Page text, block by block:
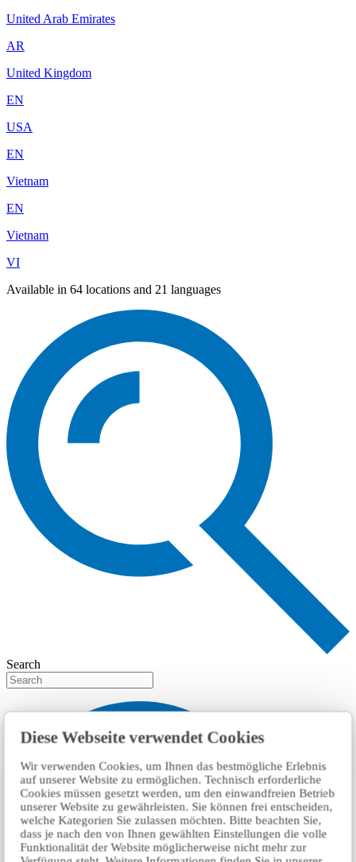
Diese Webseite verwendet Cookies
Wir verwenden Cookies, um Ihnen das bestmögliche Erlebnis
auf unserer Website zu ermöglichen. Technisch erforderliche
Cookies müssen gesetzt werden, um den einwandfreien Betrieb
unserer Website zu gewährleisten. Sie können frei entscheiden,
welche Kategorien Sie zulassen möchten. Bitte beachten Sie,
dass je nach den von Ihnen gewählten Einstellungen die volle
Funktionalität der Website möglicherweise nicht mehr zur
United Arab Emirates
AR
United Kingdom
EN
USA
EN
Vietnam
EN
Vietnam
VI
Available in 64 locations and 21 languages
Search